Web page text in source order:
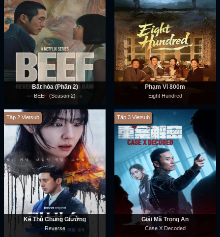
Bất hòa (Phần 2)
BEEF (Season 2)
Phạm Vi 800m
Eight Hundred
Tập 2 Vietsub
Kẻ Thù Chung Giường
Reverse
Tập 3 Vietsub
Giải Mã Trọng Án
Case X Decoded